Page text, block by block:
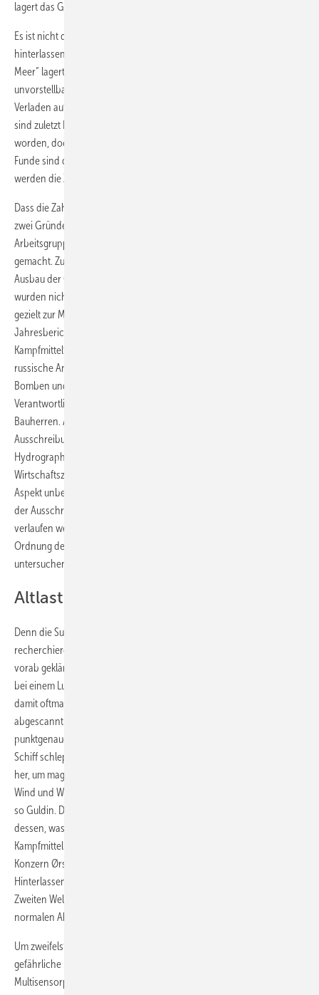
lagert das Gift in der Ostsee.
Es ist nicht die einzige gefährliche Altlast, die die Weltkriege
hinterlassen haben. Nach Angaben des Expertenkreises „Munition im
Meer“ lagert allein in der deutschen Nord- und Ostsee insgesamt die
unvorstellbare Menge von 1,6 Millionen Tonnen Kampfmitteln.
Verladen auf einen Güterzug wäre dieser 3.000 Kilometer lang. 2011
sind zuletzt Karten der betroffenen Meeresgebiete veröffentlicht
worden, doch systematische Bergungen finden derzeit nicht statt.
Funde sind daher eher zufällig: 2015 waren es noch 218. Für 2017
werden die Zahlen Ende März veröffentlicht.
Dass die Zahl an Munitionsfunden überhaupt zunimmt, hat vor allem
zwei Gründe: Zum einen beschäftigt sich seit 2011 eine Bund-Länder-
Arbeitsgruppe mit dem Thema. Funde werden erfasst und publik
gemacht. Zum anderen werden Meeresflächen immer stärker für den
Ausbau der Offshore-Wind­energie genutzt. Viele dieser Gebiete
wurden nicht nur während des Krieges vermint, sondern auch später
gezielt zur Munitionsversenkung genutzt. Und so finden sich im
Jahresbericht des Expertenkreises für 2016 insgesamt 61
Kampfmittelfunde im Rahmen von Offshore-Vorhaben, darunter eine
russische Ankertaumine, deutsche Sprenggranaten, amerikanische
Bomben und eine britische Grundmine.
Verantwortlich für die Suche und die Bergung der Kampfmittel sind die
Bauherren. Auch wenn mit der Umstellung auf das Zentrale
Ausschreibungsmodell das Bundesamt für Seeschifffahrt und
Hydrographie (BSH) für Flächen in der ausschließlichen
Wirtschaftszone (AWZ) Voruntersuchungen vornimmt, bleibt dieser
Aspekt unberücksichtigt. „Wir wissen nicht, wo nach den Planungen
der Ausschreibungssieger die Turbinen genau errichtet und die Kabel
verlaufen werden“, begründet Nico Nolte, Leiter der Abteilung
Ordnung des Meeres beim BSH. „Wir müssten sonst die ganze Fläche
untersuchen, das wäre nicht leistbar.“
Altlasten auffinden
Denn die Suche nach den Altlasten ist kompliziert. Zunächst
recherchieren Fachleute in historischen Unterlagen. So kann schon
vorab geklärt werden, inwieweit das Offshore-Baufeld beispielsweise
bei einem Luftangriff in der Einflugschneise einer großen Stadt lag und
damit oftmals besonders belastet ist. Anschließend wird das Baufeld
abgescannt. „Eine der größten Herausforderungen ist das
punktgenaue Auffinden“, sagt Dieter Guldin, COO bei Seaterra. Ein
Schiff schleppt in 150 Meter Abstand die nötige Sensorik hinter sich
her, um magnetische Anomalien zu orten. „Bei 40 Meter Wassertiefe,
Wind und Wellen geht es je nach eingesetzter Technik um Zentimeter“,
so Guldin. Doch nicht jede Anomalie ist ein Kampfmittel: „96 Prozent
dessen, was wir orten, ist einfach Schrott. Aber dass wir gar keine
Kampfmittel finden, kommt nie vor.“ Das bestätigt auch der dänische
Konzern Ørstedt: „Leider muss man feststellen, dass die Nordsee viele
Hinterlassenschaften sowohl des Ersten als auch vor allem des
Zweiten Weltkriegs aufweist“, sagt ein Sprecher. Es gehöre zum
normalen Ablauf, dass Kampfmittelrückstände gefunden würden.
Um zweifelsfrei festzustellen, ob nun harmloser Schrott oder
gefährliche Minen im Meer lagern, werden je nach Tauchtiefe
Multisensorplattformen eingesetzt, die das Objekt erfassen. Wenn